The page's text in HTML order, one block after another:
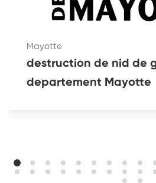
Mayotte
destruction de nid de
departement Mayotte